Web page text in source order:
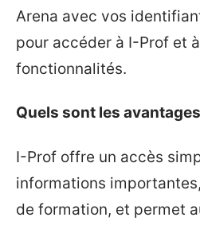
Arena avec vos
pour accéder à I-Prof et
fonctionnalités.
Quels sont les
I-Prof offre un accès
informations
de formation, et permet